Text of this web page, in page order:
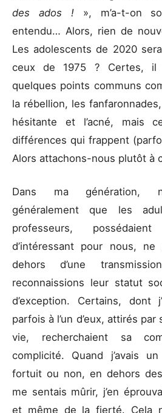
des ados ! », m’a-t-on
entendu… Alors, rien de
Les adolescents de 2020
ceux de 1975 ? Certes,
quelques points communs
la rébellion, les
hésitante et l’acné, mais
différences qui frappent
Alors attachons-nous plutôt à
Dans ma génération,
généralement que les
professeurs,
d’intéressant pour nous, ne
dehors d’une
reconnaissions leur statut
d’exception. Certains, dont
parfois à l’un d’eux, attirés
vie, recherchaient sa
complicité. Quand j’avais
fortuit ou non, en dehors
me sentais mûrir, j’en
et même de la fierté. Cela